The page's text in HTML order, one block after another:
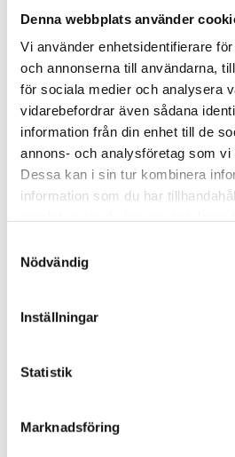
Denna webbplats använder
Vi använder enhetsidentifierare
och annonserna till användarna,
för sociala medier och analysera
vidarebefordrar även sådana
information från din enhet till de
annons- och analysföretag som vi
Dessa kan i sin tur kombinera
information som du har
Nödvändig
Inställningar
Statistik
Marknadsföring
4 640,00KR
Antal
Artikelnr